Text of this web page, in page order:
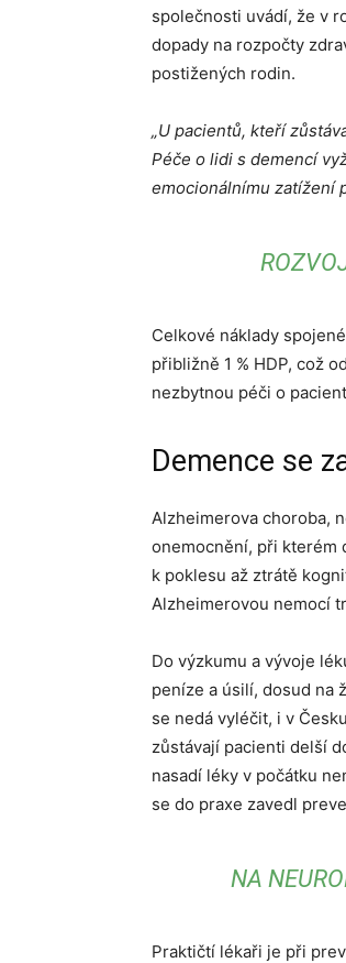
společnosti uvádí, že v
dopady na rozpočty
postižených rodin.
„U pacientů, kteří
Péče o lidi s demencí
emocionálnímu zatížení
Celkové náklady
přibližně 1 % HDP, což
nezbytnou péči o
Demence se
Alzheimerova choroba,
onemocnění, při kterém
k poklesu až ztrátě
Alzheimerovou nemocí
Do výzkumu a vývoje
peníze a úsilí, dosud na
se nedá vyléčit, i v
zůstávají pacienti delší
nasadí léky v počátku
se do praxe zavedl
NA
Praktičtí lékaři je při